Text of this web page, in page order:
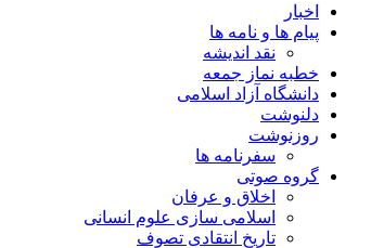
اخبار
پیام ها و نامه ها
نقد اندیشه
خطبه نماز جمعه
دانشگاه آزاد اسلامی
دلنوشت
روزنوشت
سفرنامه ها
گروه صوتی
اخلاق و عرفان
اسلامی سازی علوم انسانی
تاریخ انتقادی تصوف